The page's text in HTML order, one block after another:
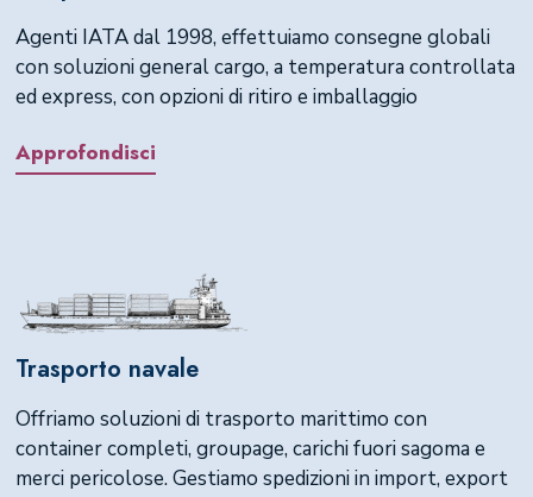
Agenti IATA dal 1998, effettuiamo consegne globali
con soluzioni general cargo, a temperatura controllata
ed express, con opzioni di ritiro e imballaggio
Approfondisci
Trasporto navale
Offriamo soluzioni di trasporto marittimo con
container completi, groupage, carichi fuori sagoma e
merci pericolose. Gestiamo spedizioni in import, export